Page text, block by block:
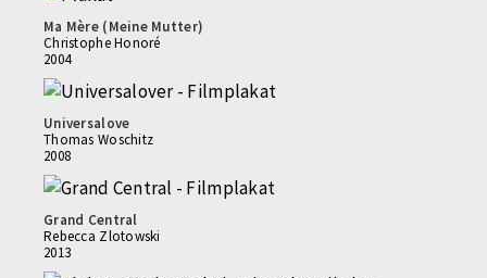
Ma Mère (Meine Mutter)
Christophe Honoré
2004
Universalove
Thomas Woschitz
2008
Grand Central
Rebecca Zlotowski
2013